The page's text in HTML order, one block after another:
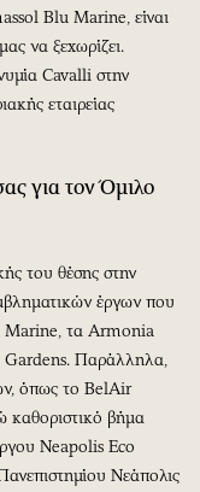
Blu Marine, είναι
να ξεχωρίζει.
Cavalli στην
εταιρείας
για τον Όμιλο
του θέσης στην
έργων που
Marine, τα Armonia
Gardens. Παράλληλα,
όπως το BelAir
βήμα
Neapolis Eco
Νεάπολις